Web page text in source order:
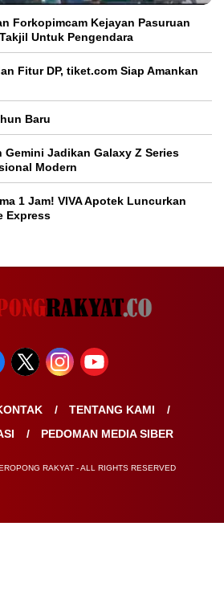
Forkopimcam Kejayan Pasuruan
Untuk Pengendara
Fitur DP, tiket.com Siap Amankan
Baru
Gemini Jadikan Galaxy Z Series
Modern
1 Jam! VIVA Apotek Luncurkan
Express
TENTANG KAMI
PEDOMAN MEDIA SIBER
RAKYAT - ALL RIGHTS RESERVED